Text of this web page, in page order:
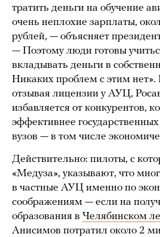
тратить деньги на обучение
очень неплохие зарплаты,
рублей, — объясняет
— Поэтому люди готовы
вкладывать деньги в
Никаких проблем с этим нет».
отзывая лицензии у АУЦ,
избавляется от конкурентов,
эффективнее
вузов — в том числе
Действительно: пилоты, с
«Медуза», указывают, что
в частные АУЦ именно по
соображениям — если на
образования в Челябинском
Анисимов потратил около 2